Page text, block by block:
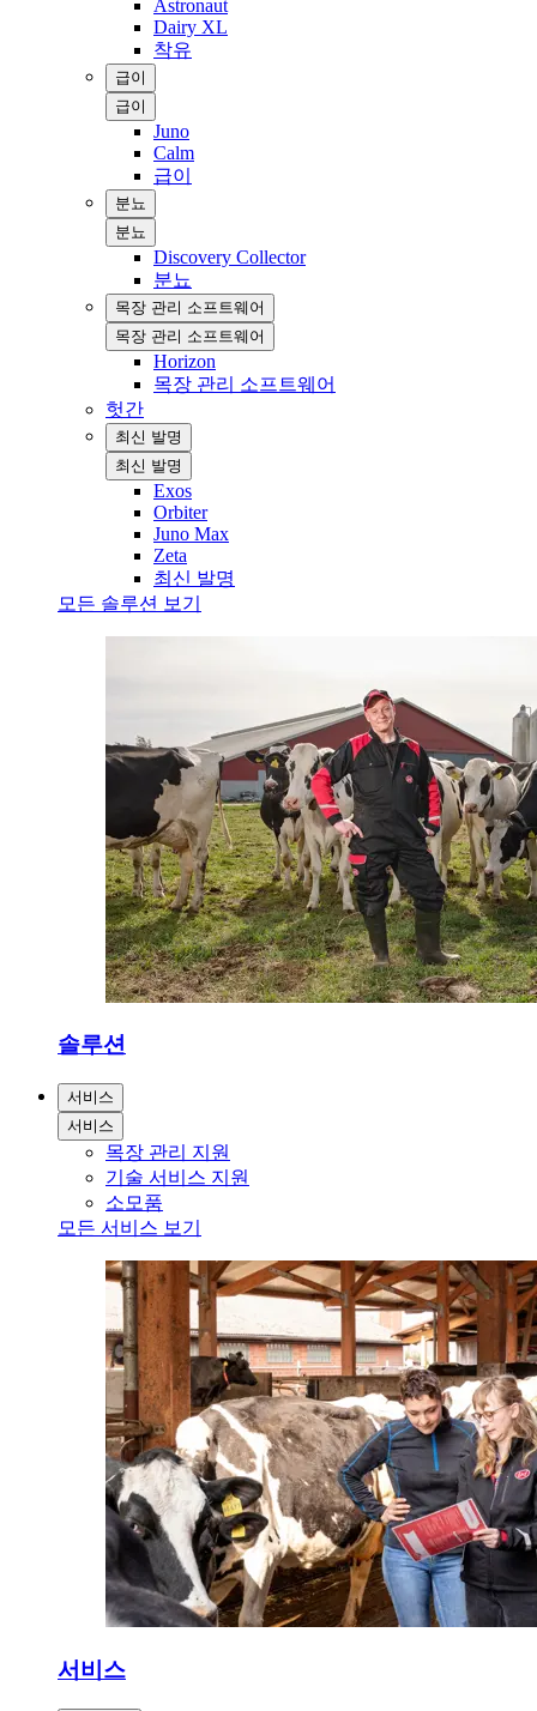
Astronaut
Dairy XL
착유
급이
급이
Juno
Calm
급이
분뇨
분뇨
Discovery Collector
분뇨
목장 관리 소프트웨어
목장 관리 소프트웨어
Horizon
목장 관리 소프트웨어
헛간
최신 발명
최신 발명
Exos
Orbiter
Juno Max
Zeta
최신 발명
모든 솔루션 보기
솔루션
서비스
서비스
목장 관리 지원
기술 서비스 지원
소모품
모든 서비스 보기
서비스